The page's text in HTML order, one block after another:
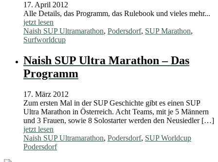
17. April 2012
Alle Details, das Programm, das Rulebook und vieles mehr...
jetzt lesen
Naish SUP Ultramarathon, Podersdorf, SUP Marathon,
Surfworldcup
Naish SUP Ultra Marathon – Das
Programm
17. März 2012
Zum ersten Mal in der SUP Geschichte gibt es einen SUP
Ultra Marathon in Österreich. Acht Teams, mit je 5 Männern
und 3 Frauen, sowie 8 Solostarter werden den Neusiedler […]
jetzt lesen
Naish SUP Ultramarathon, Podersdorf, SUP Worldcup
Podersdorf